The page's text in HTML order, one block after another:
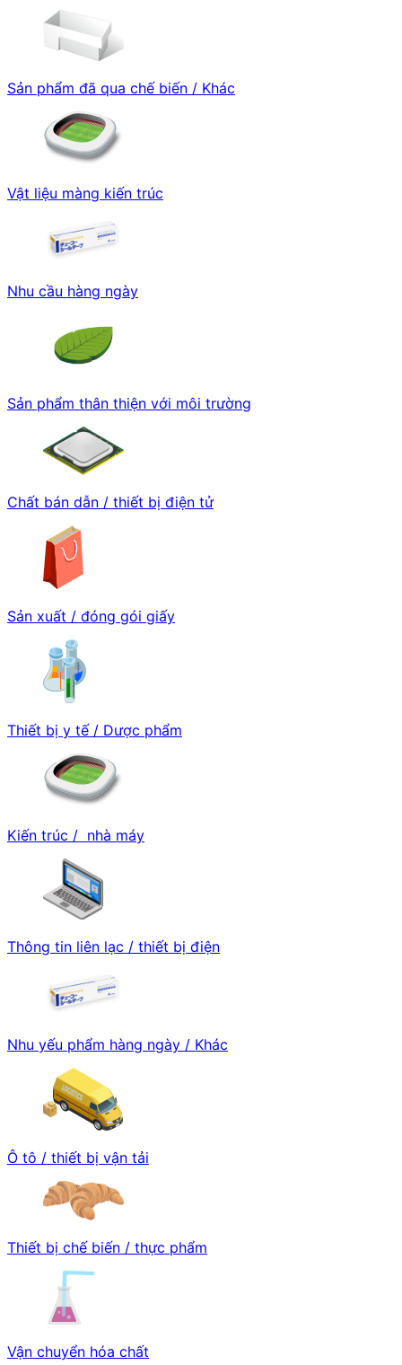
Sản phẩm đã qua chế biến / Khác
Vật liệu màng kiến trúc
Nhu cầu hàng ngày
Sản phẩm thân thiện với môi trường
Chất bán dẫn / thiết bị điện tử
Sản xuất / đóng gói giấy
Thiết bị y tế / Dược phẩm
Kiến trúc / nhà máy
Thông tin liên lạc / thiết bị điện
Nhu yếu phẩm hàng ngày / Khác
Ô tô / thiết bị vận tải
Thiết bị chế biến / thực phẩm
Vận chuyển hóa chất